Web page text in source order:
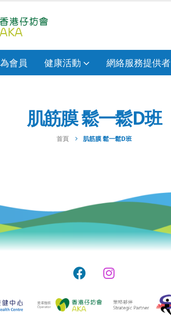
會員 健康活動 網絡服務提供者
肌筋膜 鬆一鬆D班
首頁 肌筋膜 鬆一鬆D班